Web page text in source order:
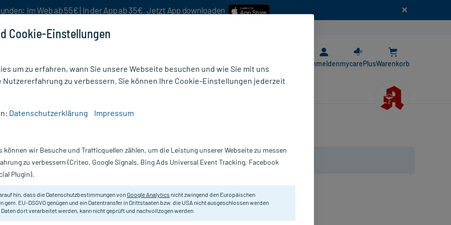
Im Web ab 55€ | In der App ab 35€. Jetzt App downloaden
AnmeldenmycarePlusWarenkorb
Nur für kurze Zeit:Gratis-Versand* ab 19€ Mindestbestellwert!
360 St Zur Unterstützung der Herz-Kreislauf-Funktion.
Darreichung:
Überzogene Tabletten
Cookie-Einstellungen
um zu erfahren, wann Sie unsere Webseite besuchen und wie Sie mit uns
Nutzererfahrung zu verbessern. Sie können Ihre Cookie-Einstellungen jederzeit
Datenschutzerklärung Impressum
können wir Besuche und Trafficquellen zählen, um die Leistung unserer Webseite zu messen
zu verbessern (Criteo, Google Signals, Bing Ads Universal Event Tracking, Facebook
Plugin).
hin, dass die Datenschutzbestimmungen vonGoogle Analytics nicht zwingend den Europäischen
gem. EU-DSGVO genügen und ein Datentransfer in Drittstaaten bzw. die USA nicht ausgeschlossen werden
Daten dort verarbeitet werden, kann nicht geprüft und nachvollzogen werden.